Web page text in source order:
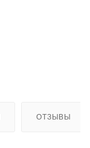
ОТЗЫВЫ